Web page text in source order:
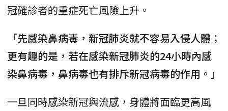
冠確診者的重症死亡風險上升。
「先感染鼻病毒，新冠肺炎就不容易入侵人體；
更有趣的是，若在感染新冠肺炎的24小時內感
染鼻病毒，鼻病毒也有排斥新冠病毒的作用。」
一旦同時感染新冠與流感，身體將面臨更高風